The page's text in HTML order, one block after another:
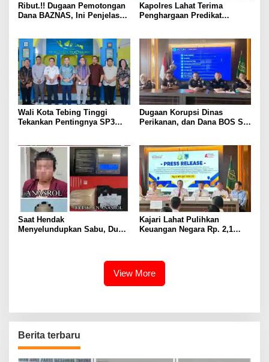
Ribut.!! Dugaan Pemotongan
Dana BAZNAS, Ini Penjelasan
Kapolres Lahat Terima
Penghargaan Predikat
Wali Kota Tebing Tinggi
Tekankan Pentingnya SP3
Dugaan Korupsi Dinas
Perikanan, dan Dana BOS SD
Saat Hendak
Menyelundupkan Sabu, Dua
Kajari Lahat Pulihkan
Keuangan Negara Rp. 2,1
View More
Berita terbaru